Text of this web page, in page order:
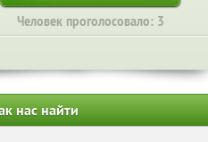
Человек проголосовало: 3
нас найти